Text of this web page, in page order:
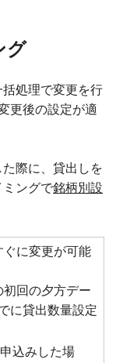
グ
処理で変更を行
更後の設定が適
際に、貸出しを
ミングで銘柄別設
に変更が可能
回の夕方デー
に貸出数量設定
込みした場